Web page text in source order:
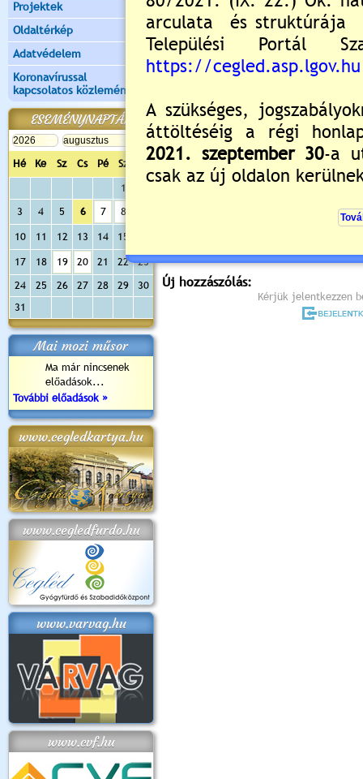
Projektek
Oldaltérkép
Adatvédelem
Koronavírussal
kapcsolatos közlemények
ESEMÉNYNAPTÁR
Hé Ke Sz Cs Pé Sz
Va
1
3
4 5 6 7 8
10 11 12 13 14 15
17 18 19 20 21 22
23
24
25 26 27 28 29
30
31
Mai mozi műsor
Ma már nincsenek
előadások...
További előadások »
www.cegledkartya.hu
www.cegledfurdo.hu
www.varvag.hu
www.cvf.hu
Új hozzászólás:
Kérjük jelentkezzen